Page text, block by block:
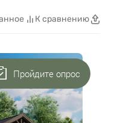
К сравнению
Пройдите опрос